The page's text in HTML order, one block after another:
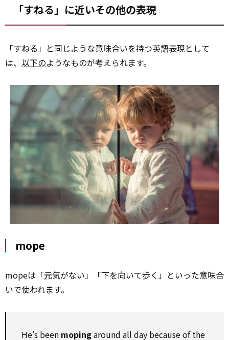
「すねる」に近いその他の表現
「すねる」と同じような意味合いを持つ英語表現として
は、 以下のようなものが考えられます。
mope
mopeは「元気がない」「下を向いて歩く」といった意味合
いで使われます。
He’s been mopingaround all day because of the